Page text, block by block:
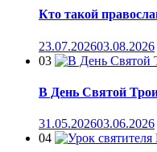
Кто такой
23.07.202603.08.2026
03
В День Святой
31.05.202603.06.2026
04